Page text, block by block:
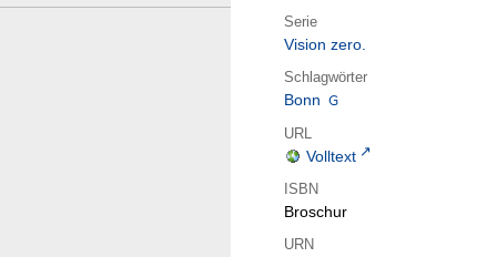
Serie
Vision zero.
Schlagwörter
Bonn
URL
Volltext
ISBN
Broschur
URN